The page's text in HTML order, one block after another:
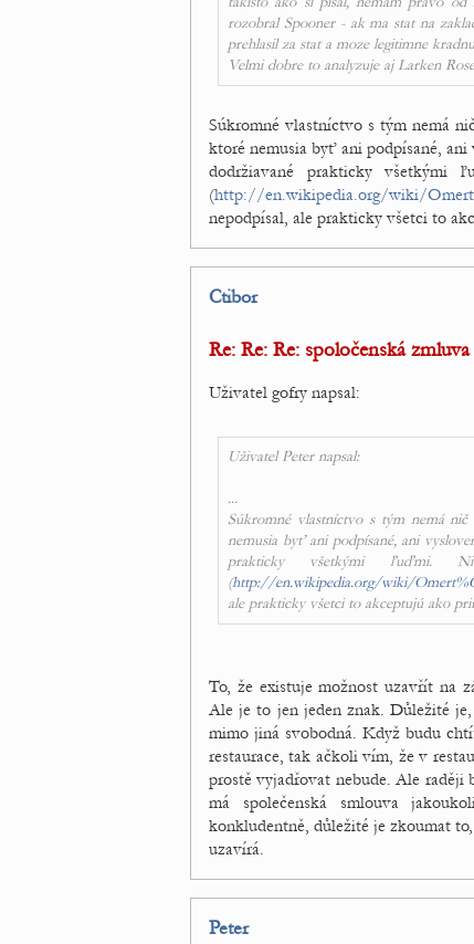
rozobral Spooner - ak ma stat na
prehlasil za stat a moze legitimne
Velmi dobre to analyzuje aj Larken
Súkromné vlastníctvo s tým nemá
ktoré nemusia byť ani podpísané,
dodržiavané prakticky
(http://en.wikipedia.org/wiki/
nepodpísal, ale prakticky všetci to
Ctibor
Re: Re: Re: spoločenská zmluva
Uživatel gofry napsal:
Uživatel Peter napsal:
...
Súkromné vlastníctvo s tým nemá
nemusia byť ani podpísané, ani
prakticky všetkými ľuďmi.
(http://en.wikipedia.org/wiki/
ale prakticky všetci to akceptujú ako
To, že existuje možnost uzavřít na
Ale je to jen jeden znak. Důležité
mimo jiná svobodná. Když budu
restaurace, tak ačkoli vím, že v
prostě vyjadřovat nebude. Ale raději
má společenská smlouva
konkludentně, důležité je zkoumat
uzavírá.
Peter